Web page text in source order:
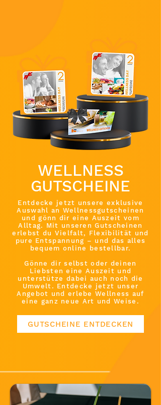
WELLNESS
GUTSCHEINE
Entdecke jetzt unsere exklusive
Auswahl an Wellnessgutscheinen
und gönn dir eine Auszeit vom
Alltag. Mit unseren Gutscheinen
erlebst du Vielfalt, Flexibilität und
pure Entspannung – und das alles
bequem online bestellbar.
Gönne dir selbst oder deinen
Liebsten eine Auszeit und
unterstütze dabei auch noch die
Umwelt. Entdecke jetzt unser
Angebot und erlebe Wellness auf
eine ganz neue Art und Weise.
GUTSCHEINE ENTDECKEN